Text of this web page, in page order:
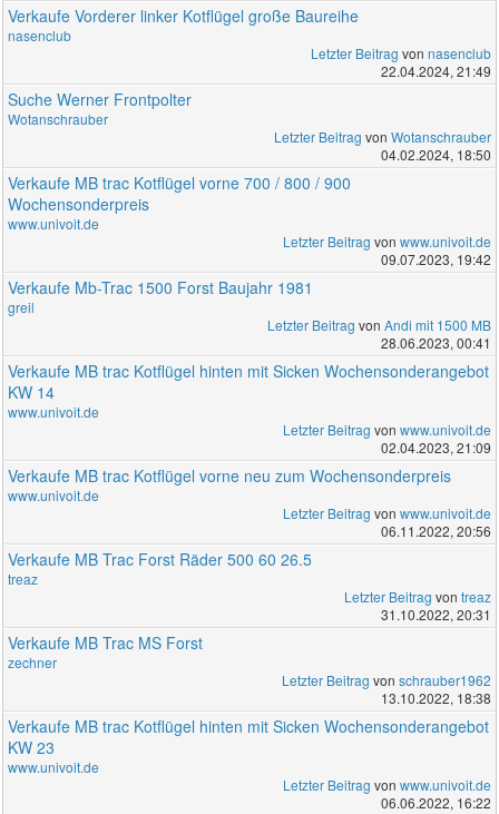
Verkaufe Vorderer linker Kotflügel große Baureihe
nasenclub
Letzter Beitrag von nasenclub
22.04.2024, 21:49
Suche Werner Frontpolter
Wotanschrauber
Letzter Beitrag von Wotanschrauber
04.02.2024, 18:50
Verkaufe MB trac Kotflügel vorne 700 / 800 / 900
Wochensonderpreis
www.univoit.de
Letzter Beitrag von www.univoit.de
09.07.2023, 19:42
Verkaufe Mb-Trac 1500 Forst Baujahr 1981
greil
Letzter Beitrag von Andi mit 1500 MB
28.06.2023, 00:41
Verkaufe MB trac Kotflügel hinten mit Sicken Wochensonderangebot
KW 14
www.univoit.de
Letzter Beitrag von www.univoit.de
02.04.2023, 21:09
Verkaufe MB trac Kotflügel vorne neu zum Wochensonderpreis
www.univoit.de
Letzter Beitrag von www.univoit.de
06.11.2022, 20:56
Verkaufe MB Trac Forst Räder 500 60 26.5
treaz
Letzter Beitrag von treaz
31.10.2022, 20:31
Verkaufe MB Trac MS Forst
zechner
Letzter Beitrag von schrauber1962
13.10.2022, 18:38
Verkaufe MB trac Kotflügel hinten mit Sicken Wochensonderangebot
KW 23
www.univoit.de
Letzter Beitrag von www.univoit.de
06.06.2022, 16:22